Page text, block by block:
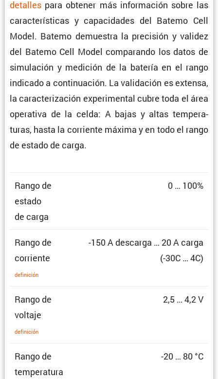
detalles para obtener más infor­ma­ción sobre las
carac­te­rís­ticas y capaci­dades del Batemo Cell
Model. Batemo demuestra la preci­sión y validez
del Batemo Cell Model compa­rando los datos de
simula­ción y medición de la batería en el rango
indicado a conti­nua­ción. La valida­ción es extensa,
la carac­te­ri­za­ción experi­mental cubre toda el área
opera­tiva de la celda: A bajas y altas tempe­ra­
turas, hasta la corriente máxima y en todo el rango
de estado de carga.
Rango de
estado
de carga
0 … 100%
Rango de
corriente
defini­ción
-150 A descarga … 20 A carga
(-30C … 4C)
Rango de
voltaje
defini­ción
2,5 … 4,2 V
Rango de
temperatura
-20 … 80 °C